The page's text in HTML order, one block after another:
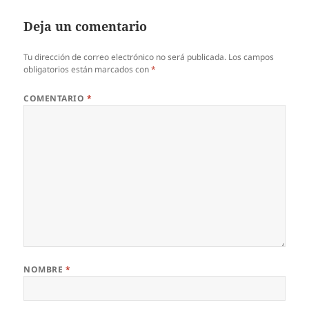
Deja un comentario
Tu dirección de correo electrónico no será publicada. Los campos
obligatorios están marcados con*
COMENTARIO *
NOMBRE *